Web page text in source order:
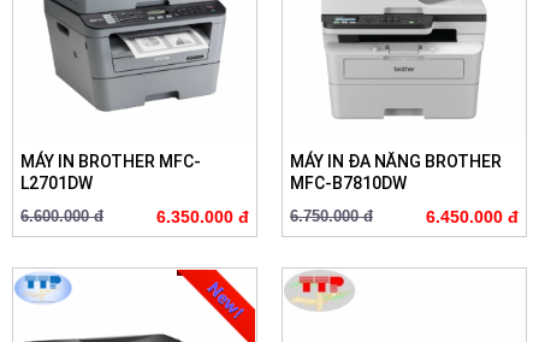
MÁY IN BROTHER MFC-
L2701DW
6.600.000 đ 6.350.000 đ
MÁY IN ĐA NĂNG BROTHER
MFC-B7810DW
6.750.000 đ 6.450.000 đ